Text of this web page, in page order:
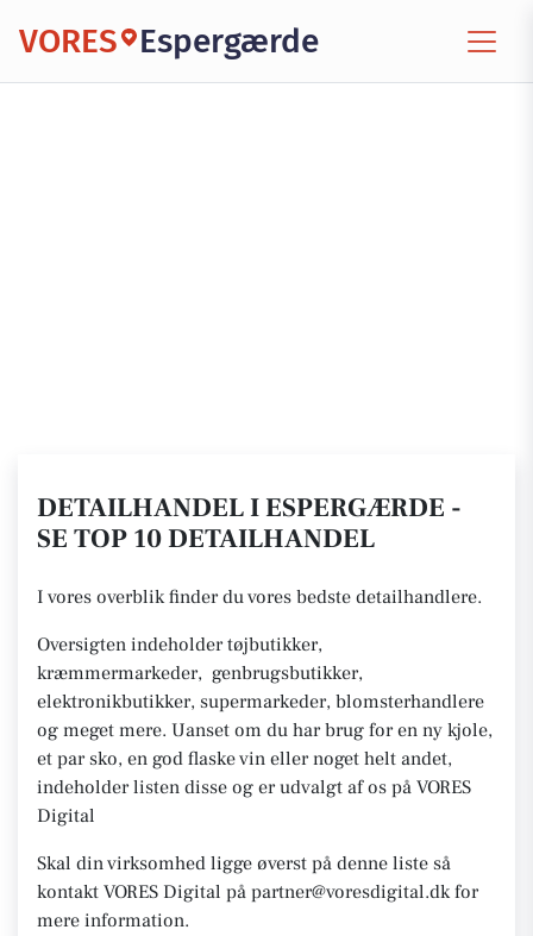
VORES Espergærde
DETAILHANDEL I ESPERGÆRDE -
SE TOP 10 DETAILHANDEL
I vores overblik finder du vores bedste detailhandlere.
Oversigten indeholder tøjbutikker,
kræmmermarkeder, genbrugsbutikker,
elektronikbutikker, supermarkeder, blomsterhandlere
og meget mere. Uanset om du har brug for en ny kjole,
et par sko, en god flaske vin eller noget helt andet,
indeholder listen disse og er udvalgt af os på VORES
Digital
Skal din virksomhed ligge øverst på denne liste så
kontakt VORES Digital på partner@voresdigital.dk for
mere information.